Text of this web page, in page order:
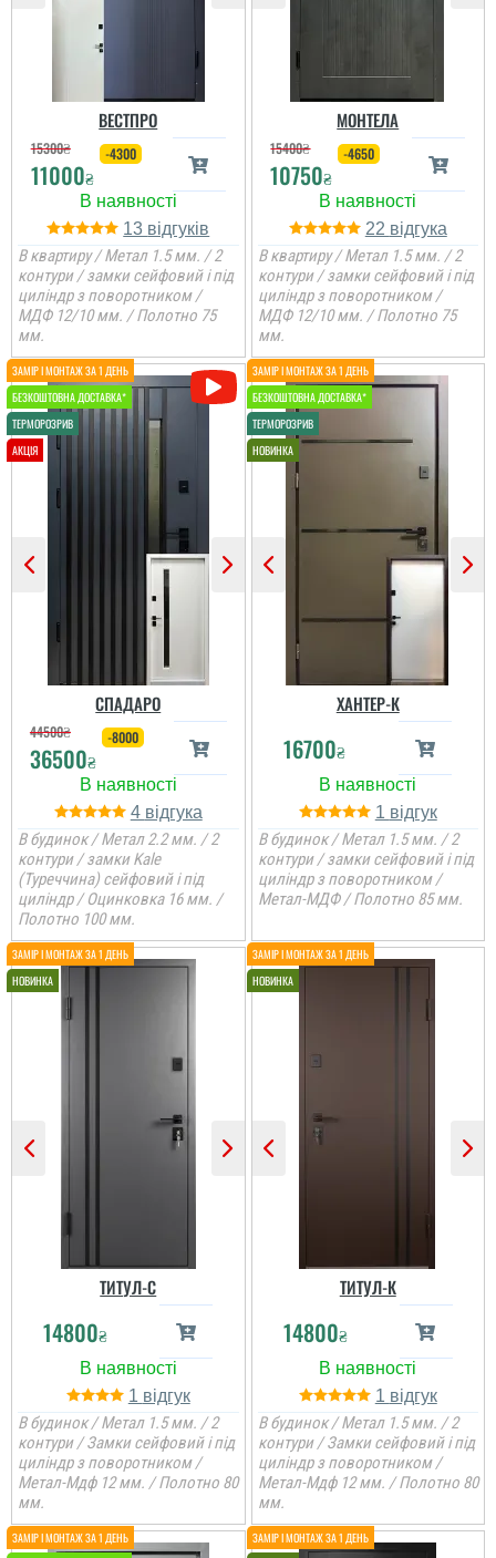
ВЕСТПРО
15300₴
11000₴
-4300
13
В квартиру / Метал 1.5 мм. / 2
контури / замки сейфовий і під
циліндр з поворотником /
МДФ 12/10 мм. / Полотно 75
мм.
МОНТЕЛА
15400₴
10750₴
-4650
22
В квартиру / Метал 1.5 мм. / 2
контури / замки сейфовий і під
циліндр з поворотником /
МДФ 12/10 мм. / Полотно 75
мм.
СПАДАРО
44500₴
36500₴
-8000
4
В будинок / Метал 2.2 мм. / 2
контури / замки Kale
(Туреччина) сейфовий і під
циліндр / Оцинковка 16 мм. /
Полотно 100 мм.
ХАНТЕР-К
16700₴
1
В будинок / Метал 1.5 мм. / 2
контури / замки сейфовий і під
циліндр з поворотником /
Метал-МДФ / Полотно 85 мм.
ТИТУЛ-С
14800₴
1
В будинок / Метал 1.5 мм. / 2
контури / Замки сейфовий і під
циліндр з поворотником /
Метал-Мдф 12 мм. / Полотно 80
мм.
ТИТУЛ-К
14800₴
1
В будинок / Метал 1.5 мм. / 2
контури / Замки сейфовий і під
циліндр з поворотником /
Метал-Мдф 12 мм. / Полотно 80
мм.